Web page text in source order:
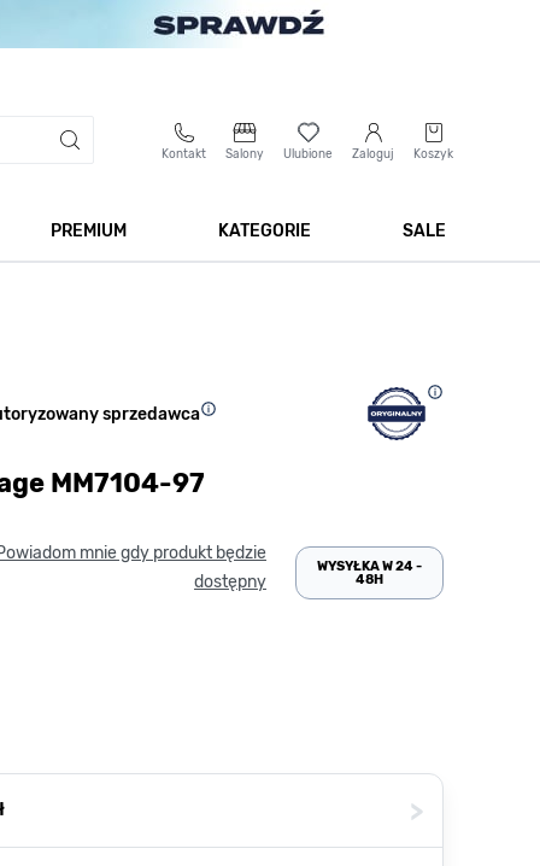
Kontakt Salony Ulubione Zaloguj Koszyk
PREMIUM
KATEGORIE
SALE
sprzedawca
MM7104-97
mnie gdy produkt będzie
dostępny
WYSYŁKA W 24 -
48H
>